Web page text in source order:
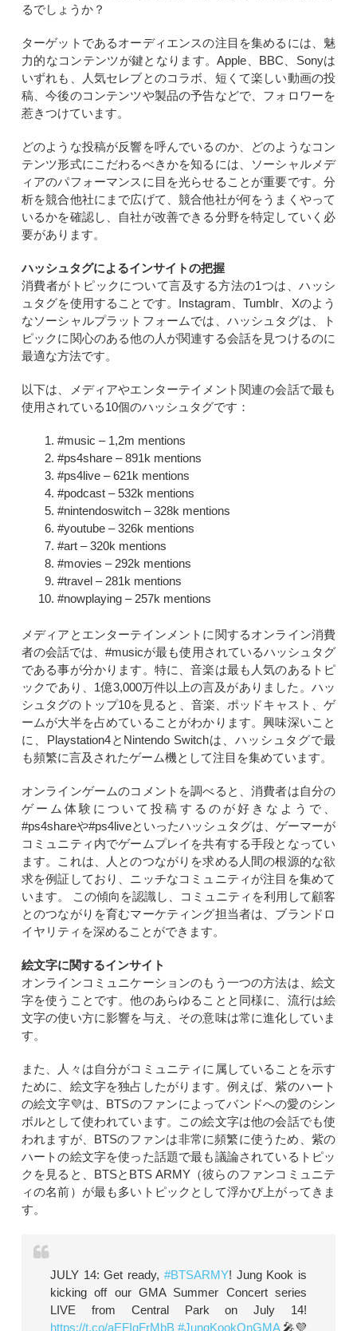
るでしょうか？
ターゲットであるオーディエンスの注目を集めるには、魅
力的なコンテンツが鍵となります。Apple、BBC、Sonyは
いずれも、人気セレブとのコラボ、短くて楽しい動画の投
稿、今後のコンテンツや製品の予告などで、フォロワーを
惹きつけています。
どのような投稿が反響を呼んでいるのか、どのようなコン
テンツ形式にこだわるべきかを知るには、ソーシャルメデ
ィアのパフォーマンスに目を光らせることが重要です。分
析を競合他社にまで広げて、競合他社が何をうまくやって
いるかを確認し、自社が改善できる分野を特定していく必
要があります。
ハッシュタグによるインサイトの把握
消費者がトピックについて言及する方法の1つは、ハッシ
ュタグを使用することです。Instagram、Tumblr、Xのよう
なソーシャルプラットフォームでは、ハッシュタグは、ト
ピックに関心のある他の人が関連する会話を見つけるのに
最適な方法です。
以下は、メディアやエンターテイメント関連の会話で最も
使用されている10個のハッシュタグです：
#music – 1,2m mentions
#ps4share – 891k mentions
#ps4live – 621k mentions
#podcast – 532k mentions
#nintendoswitch – 328k mentions
#youtube – 326k mentions
#art – 320k mentions
#movies – 292k mentions
#travel – 281k mentions
#nowplaying – 257k mentions
メディアとエンターテインメントに関するオンライン消費
者の会話では、#musicが最も使用されているハッシュタグ
である事が分かります。特に、音楽は最も人気のあるトピ
ックであり、1億3,000万件以上の言及がありました。ハッ
シュタグのトップ10を見ると、音楽、ポッドキャスト、ゲ
ームが大半を占めていることがわかります。興味深いこと
に、Playstation4とNintendo Switchは、ハッシュタグで最
も頻繁に言及されたゲーム機として注目を集めています。
オンラインゲームのコメントを調べると、消費者は自分の
ゲーム体験について投稿するのが好きなようで、
#ps4shareや#ps4liveといったハッシュタグは、ゲーマーが
コミュニティ内でゲームプレイを共有する手段となってい
ます。これは、人とのつながりを求める人間の根源的な欲
求を例証しており、ニッチなコミュニティが注目を集めて
います。 この傾向を認識し、コミュニティを利用して顧客
とのつながりを育むマーケティング担当者は、ブランドロ
イヤリティを深めることができます。
絵文字に関するインサイト
オンラインコミュニケーションのもう一つの方法は、絵文
字を使うことです。他のあらゆることと同様に、流行は絵
文字の使い方に影響を与え、その意味は常に進化していま
す。
また、人々は自分がコミュニティに属していることを示す
ために、絵文字を独占したがります。例えば、紫のハート
の絵文字💜は、BTSのファンによってバンドへの愛のシン
ボルとして使われています。この絵文字は他の会話でも使
われますが、BTSのファンは非常に頻繁に使うため、紫の
ハートの絵文字を使った話題で最も議論されているトピッ
クを見ると、BTSとBTS ARMY（彼らのファンコミュニテ
ィの名前）が最も多いトピックとして浮かび上がってきま
す。
JULY 14: Get ready, #BTSARMY! Jung Kook is
kicking off our GMA Summer Concert series
LIVE from Central Park on July 14!
https://t.co/aEFIgFrMbB #JungKookOnGMA🎤💜